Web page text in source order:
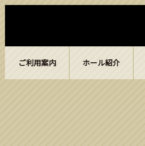
ご利用案内 ホール紹介